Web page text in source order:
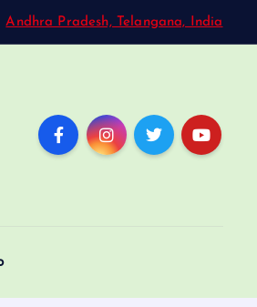
Andhra Pradesh, Telangana, India